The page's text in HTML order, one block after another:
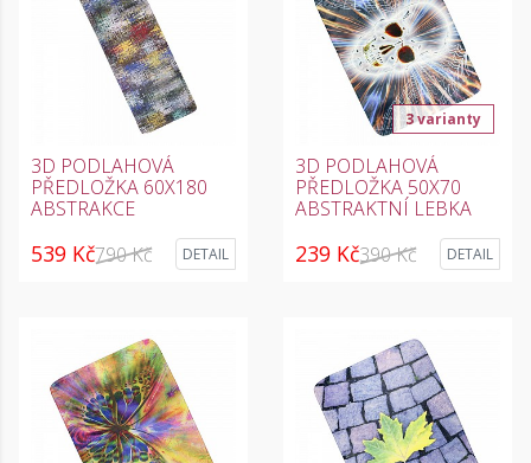
3D PODLAHOVÁ
PŘEDLOŽKA 60X180
ABSTRAKCE
539 Kč790 Kč DETAIL
3 varianty
3D PODLAHOVÁ
PŘEDLOŽKA 50X70
ABSTRAKTNÍ LEBKA
239 Kč390 Kč DETAIL